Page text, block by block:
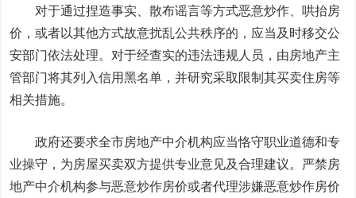
对于通过捏造事实、散布谣言等方式恶意炒作、哄抬房
价，或者以其他方式故意扰乱公共秩序的，应当及时移交公
安部门依法处理。对于经查实的违法违规人员，由房地产主
管部门将其列入信用黑名单，并研究采取限制其买卖住房等
相关措施。
政府还要求全市房地产中介机构应当恪守职业道德和专
业操守，为房屋买卖双方提供专业意见及合理建议。严禁房
地产中介机构参与恶意炒作房价或者代理涉嫌恶意炒作房价